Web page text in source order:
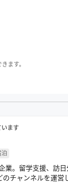
ます。
います
。留学支援、訪
チャンネルを運